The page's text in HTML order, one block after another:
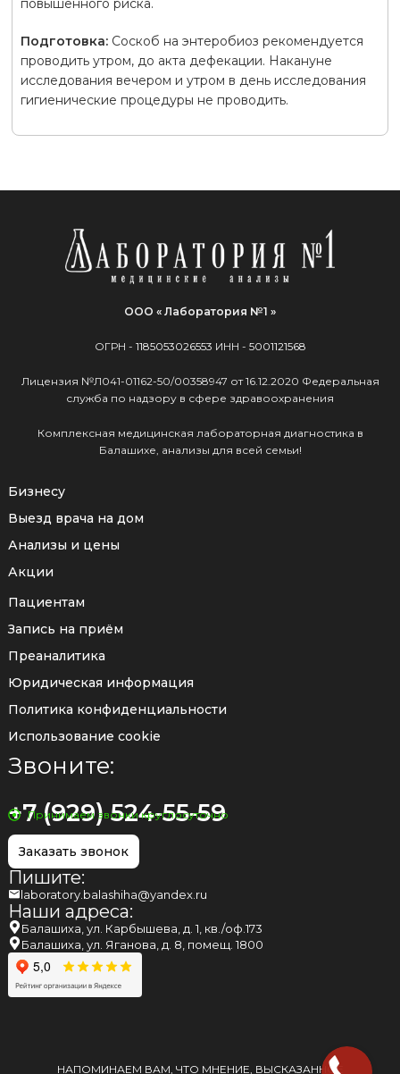
повышенного риска.
Подготовка: Соскоб на энтеробиоз рекомендуется
проводить утром, до акта дефекации. Накануне
исследования вечером и утром в день исследования
гигиенические процедуры не проводить.
ООО « Лаборатория №1 »
ОГРН - 1185053026553 ИНН - 5001121568
Лицензия №Л041-01162-50/00358947 от 16.12.2020 Федеральная
служба по надзору в сфере здравоохранения
Комплексная медицинская лабораторная диагностика в
Балашихе, анализы для всей семьи!
Бизнесу
Выезд врача на дом
Анализы и цены
Акции
Пациентам
Запись на приём
Преаналитика
Юридическая информация
Политика конфиденциальности
Использование cookie
Звоните:
+7 (929) 524-55-59
Принимаем звонки круглосуточно
Заказать звонок
Пишите:
laboratory.balashiha@yandex.ru
Наши адреса:
Балашиха, ул. Карбышева, д. 1, кв./оф.173
Балашиха, ул. Яганова, д. 8, помещ. 1800
НАПОМИНАЕМ ВАМ, ЧТО МНЕНИЕ, ВЫСКАЗАННОЕ